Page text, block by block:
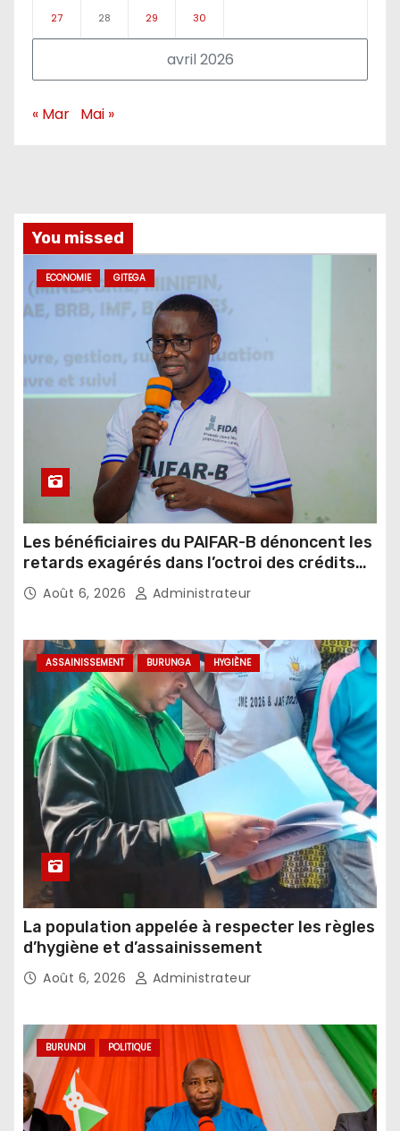
avril 2026
27 28 29 30
« Mar Mai »
You missed
ECONOMIE GITEGA
Les bénéficiaires du PAIFAR-B dénoncent les
retards exagérés dans l’octroi des crédits
agricoles
Août 6, 2026 Administrateur
ASSAINISSEMENT BURUNGA HYGIÈNE
La population appelée à respecter les règles
d’hygiène et d’assainissement
Août 6, 2026 Administrateur
BURUNDI POLITIQUE